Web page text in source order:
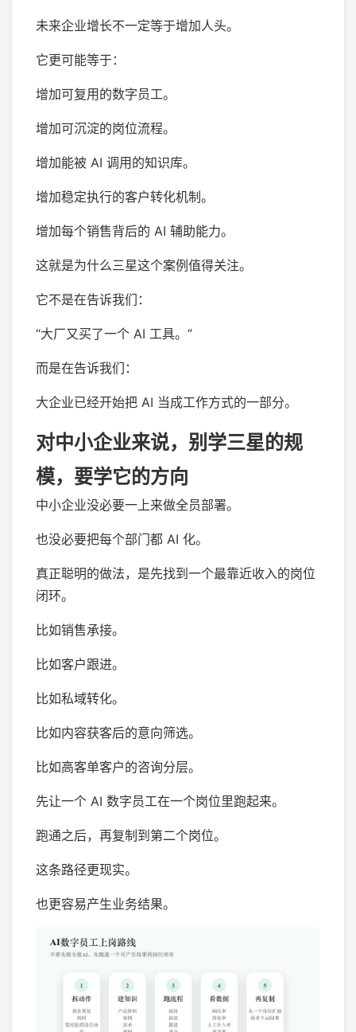
未来企业增长不一定等于增加人头。
它更可能等于：
增加可复用的数字员工。
增加可沉淀的岗位流程。
增加能被 AI 调用的知识库。
增加稳定执行的客户转化机制。
增加每个销售背后的 AI 辅助能力。
这就是为什么三星这个案例值得关注。
它不是在告诉我们：
“大厂又买了一个 AI 工具。”
而是在告诉我们：
大企业已经开始把 AI 当成工作方式的一部分。
对中小企业来说，别学三星的规
模，要学它的方向
中小企业没必要一上来做全员部署。
也没必要把每个部门都 AI 化。
真正聪明的做法，是先找到一个最靠近收入的岗位
闭环。
比如销售承接。
比如客户跟进。
比如私域转化。
比如内容获客后的意向筛选。
比如高客单客户的咨询分层。
先让一个 AI 数字员工在一个岗位里跑起来。
跑通之后，再复制到第二个岗位。
这条路径更现实。
也更容易产生业务结果。